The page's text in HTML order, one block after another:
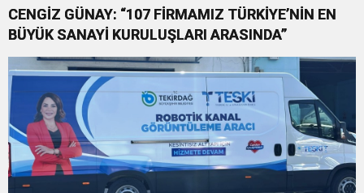
CENGİZ GÜNAY: “107 FİRMAMIZ TÜRKİYE’NİN EN
BÜYÜK SANAYİ KURULUŞLARI ARASINDA”